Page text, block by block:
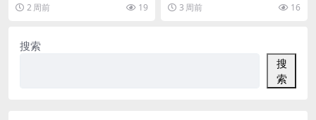
2 周前 19 3 周前 16
搜索
搜
索